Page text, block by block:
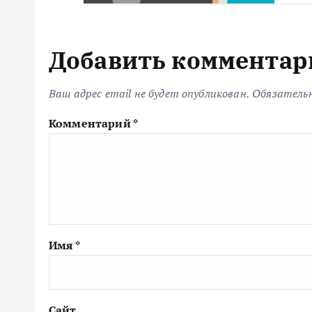
Добавить
Ваш адрес email не будет опубликован.
Комментарий*
Имя *